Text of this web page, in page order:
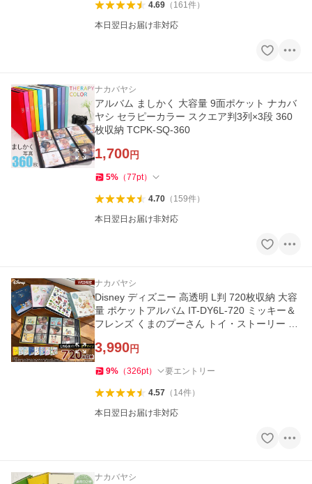
4.69（ 161件）
本日翌日お届け非対応
ナカバヤシ
アルバム ましかく 大容量 9面ポケット ナカバ
ヤシ セラピーカラー スクエア判3列×3段 360
枚収納 TCPK-SQ-360
1,700円
5% （77pt）
4.70（ 159件）
本日翌日お届け非対応
ナカバヤシ
Disney ディズニー 高透明 L判 720枚収納 大容
量 ポケットアルバム IT-DY6L-720 ミッキー＆
フレンズ くまのプーさん トイ・ストーリー チ
3,990円
9% （326pt） 要エントリー
4.57（ 14件）
本日翌日お届け非対応
ナカバヤシ